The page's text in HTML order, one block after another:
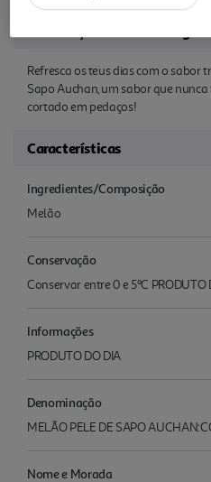
Refresca os teus dias com o sabor
Sapo Auchan, um sabor que
cortado em pedaços!
Características
Ingredientes/Composição
Melão
Conservação
Conservar entre 0 e 5ºC PRODUTO
Informações
PRODUTO DO DIA
Denominação
MELÃO PELE DE SAPO
Nome e Morada